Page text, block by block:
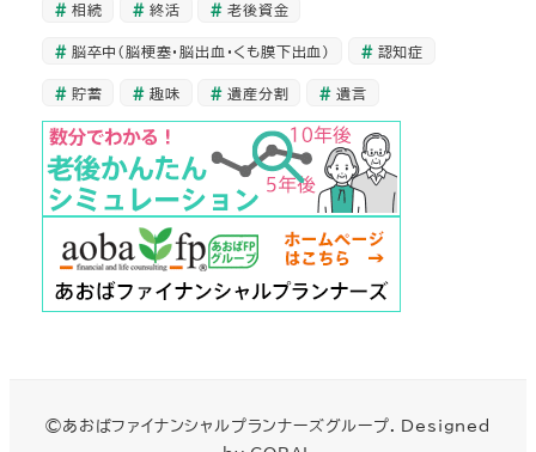
相続 終活 老後資金
脳卒中（脳梗塞・脳出血・くも膜下出血） 認知症
貯蓄 趣味 遺産分割 遺言
©あおばファイナンシャルプランナーズグループ. Designed